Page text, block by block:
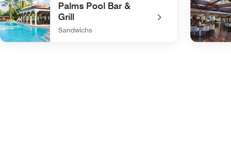
Palms Pool Bar &
Grill
Sandwichs